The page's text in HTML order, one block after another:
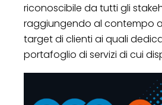
riconoscibile da tutti gli
raggiungendo al contempo
target di clienti ai quali
portafoglio di servizi di cui